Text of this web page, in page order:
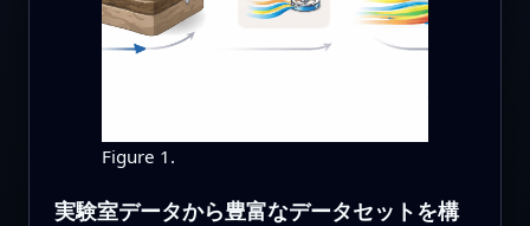
Figure 1.
実験室データから豊富なデータセットを構